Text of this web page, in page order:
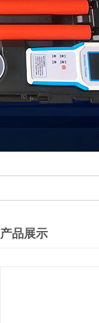
产品展示